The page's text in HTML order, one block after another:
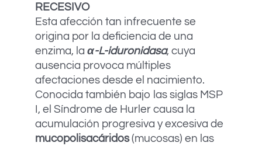
RECESIVO
Esta afección tan infrecuente se
origina por la deficiencia de una
enzima, la α-L-iduronidasa, cuya
ausencia provoca múltiples
afectaciones desde el nacimiento.
Conocida también bajo las siglas MSP
I, el Síndrome de Hurler causa la
acumulación progresiva y excesiva de
mucopolisacáridos(mucosas) en las